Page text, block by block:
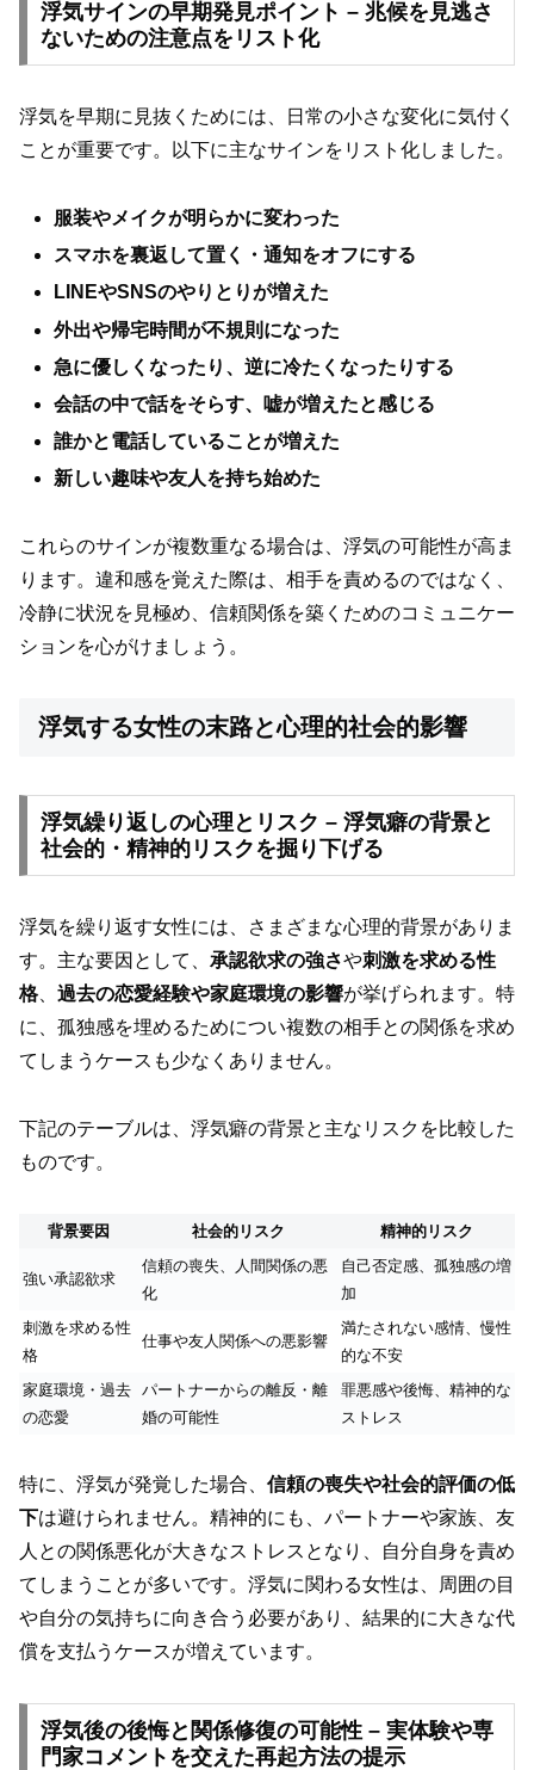
浮気サインの早期発見ポイント – 兆候を見逃さ
ないための注意点をリスト化
浮気を早期に見抜くためには、日常の小さな変化に気付く
ことが重要です。以下に主なサインをリスト化しました。
服装やメイクが明らかに変わった
スマホを裏返して置く・通知をオフにする
LINEやSNSのやりとりが増えた
外出や帰宅時間が不規則になった
急に優しくなったり、逆に冷たくなったりする
会話の中で話をそらす、嘘が増えたと感じる
誰かと電話していることが増えた
新しい趣味や友人を持ち始めた
これらのサインが複数重なる場合は、浮気の可能性が高ま
ります。違和感を覚えた際は、相手を責めるのではなく、
冷静に状況を見極め、信頼関係を築くためのコミュニケー
ションを心がけましょう。
浮気する女性の末路と心理的社会的影響
浮気繰り返しの心理とリスク – 浮気癖の背景と
社会的・精神的リスクを掘り下げる
浮気を繰り返す女性には、さまざまな心理的背景がありま
す。主な要因として、 承認欲求の強さや刺激を求める性
格、 過去の恋愛経験や家庭環境の影響が挙げられます。特
に、孤独感を埋めるためについ複数の相手との関係を求め
てしまうケースも少なくありません。
下記のテーブルは、浮気癖の背景と主なリスクを比較した
ものです。
背景要因 社会的リスク 精神的リスク
強い承認欲求
信頼の喪失、人間関係の悪
化
自己否定感、孤独感の増
加
刺激を求める性
格
仕事や友人関係への悪影響
満たされない感情、慢性
的な不安
家庭環境・過去
の恋愛
パートナーからの離反・離
婚の可能性
罪悪感や後悔、精神的な
ストレス
特に、浮気が発覚した場合、 信頼の喪失や社会的評価の低
下は避けられません。精神的にも、パートナーや家族、友
人との関係悪化が大きなストレスとなり、自分自身を責め
てしまうことが多いです。浮気に関わる女性は、周囲の目
や自分の気持ちに向き合う必要があり、結果的に大きな代
償を支払うケースが増えています。
浮気後の後悔と関係修復の可能性 – 実体験や専
門家コメントを交えた再起方法の提示